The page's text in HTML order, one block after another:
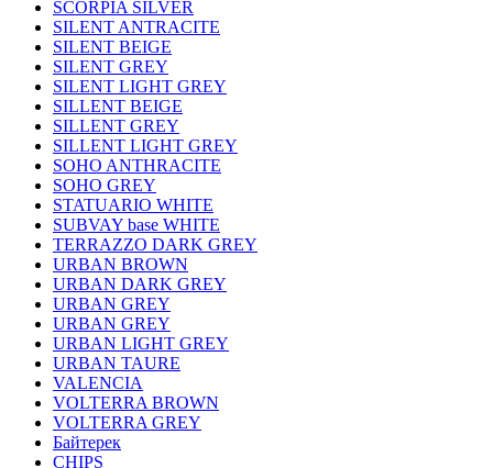
SCORPIA SILVER
SILENT ANTRACITE
SILENT BEIGE
SILENT GREY
SILENT LIGHT GREY
SILLENT BEIGE
SILLENT GREY
SILLENT LIGHT GREY
SOHO ANTHRACITE
SOHO GREY
STATUARIO WHITE
SUBVAY base WHITE
TERRAZZO DARK GREY
URBAN BROWN
URBAN DARK GREY
URBAN GREY
URBAN GREY
URBAN LIGHT GREY
URBAN TAURE
VALENCIA
VOLTERRA BROWN
VOLTERRA GREY
Байтерек
СHIPS